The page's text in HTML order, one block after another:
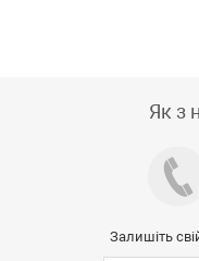
Як з
Залишіть